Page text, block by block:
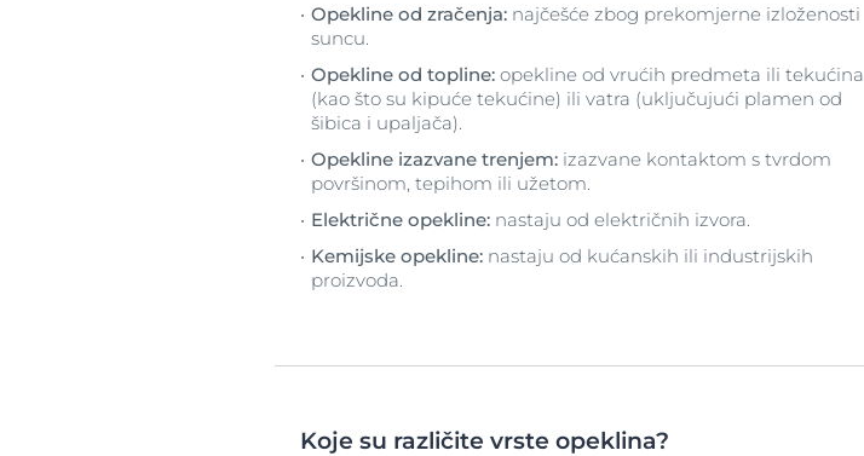
Opekline od zračenja: najčešće zbog prekomjerne izloženosti
suncu.
Opekline od topline: opekline od vrućih predmeta ili tekućina
(kao što su kipuće tekućine) ili vatra (uključujući plamen od
šibica i upaljača).
Opekline izazvane trenjem: izazvane kontaktom s tvrdom
površinom, tepihom ili užetom.
Električne opekline: nastaju od električnih izvora.
Kemijske opekline: nastaju od kućanskih ili industrijskih
proizvoda.
Koje su različite vrste opeklina?